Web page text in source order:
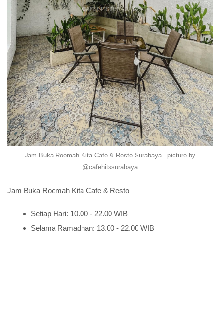
Jam Buka Roemah Kita Cafe & Resto Surabaya - picture by
@cafehitssurabaya
Jam Buka Roemah Kita Cafe & Resto
Setiap Hari: 10.00 - 22.00 WIB
Selama Ramadhan: 13.00 - 22.00 WIB